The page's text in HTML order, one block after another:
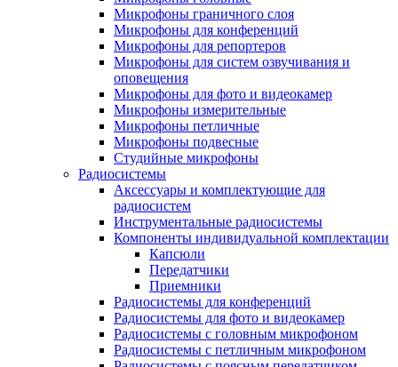
Микрофоны граничного слоя
Микрофоны для конференций
Микрофоны для репортеров
Микрофоны для систем озвучивания и
оповещения
Микрофоны для фото и видеокамер
Микрофоны измерительные
Микрофоны петличные
Микрофоны подвесные
Студийные микрофоны
Радиосистемы
Аксессуары и комплектующие для
радиосистем
Инструментальные радиосистемы
Компоненты индивидуальной комплектации
Капсюли
Передатчики
Приемники
Радиосистемы для конференций
Радиосистемы для фото и видеокамер
Радиосистемы с головным микрофоном
Радиосистемы с петличным микрофоном